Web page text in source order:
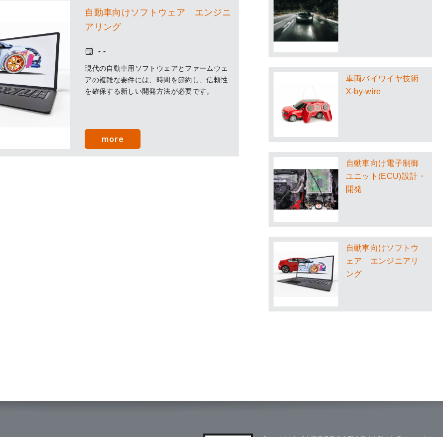
自動車向けソフトウェア エンジニ
アリング
現代の自動車用ソフトウェアとファームウェ
アの複雑な要件には、時間を節約し、信頼性
を確保する新しい開発方法が必要です。
more
車両バイワイヤ技術
X-by-wire
自動車向け電子制御
ユニット(ECU)設計・
開発
自動車向けソフトウ
ェア エンジニアリ
ング